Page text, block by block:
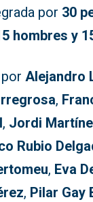
por 30
hombres y
porAlejandro
,
, Jordi
Rubio
, Eva
, Pilar Gay